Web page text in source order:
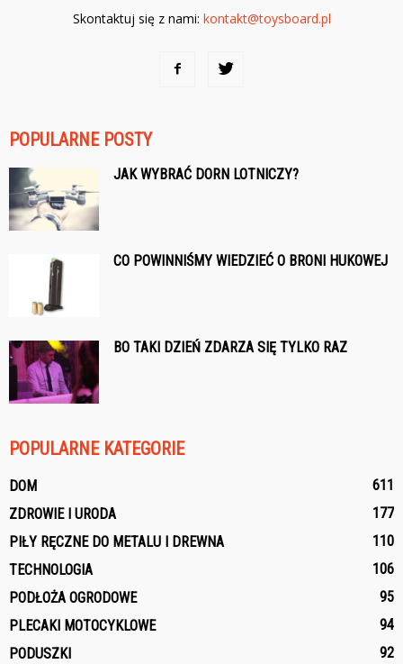
Skontaktuj się z nami: kontakt@toysboard.pl
POPULARNE POSTY
JAK WYBRAĆ DORN LOTNICZY?
CO POWINNIŚMY WIEDZIEĆ O BRONI HUKOWEJ
BO TAKI DZIEŃ ZDARZA SIĘ TYLKO RAZ
POPULARNE KATEGORIE
DOM
611
ZDROWIE I URODA
177
PIŁY RĘCZNE DO METALU I DREWNA
110
TECHNOLOGIA
106
PODŁOŻA OGRODOWE
95
PLECAKI MOTOCYKLOWE
94
PODUSZKI
92